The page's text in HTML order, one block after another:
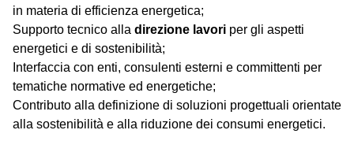
in materia di efficienza energetica;
Supporto tecnico alla direzione lavori per gli aspetti
energetici e di sostenibilità;
Interfaccia con enti, consulenti esterni e committenti per
tematiche normative ed energetiche;
Contributo alla definizione di soluzioni progettuali orientate
alla sostenibilità e alla riduzione dei consumi energetici.